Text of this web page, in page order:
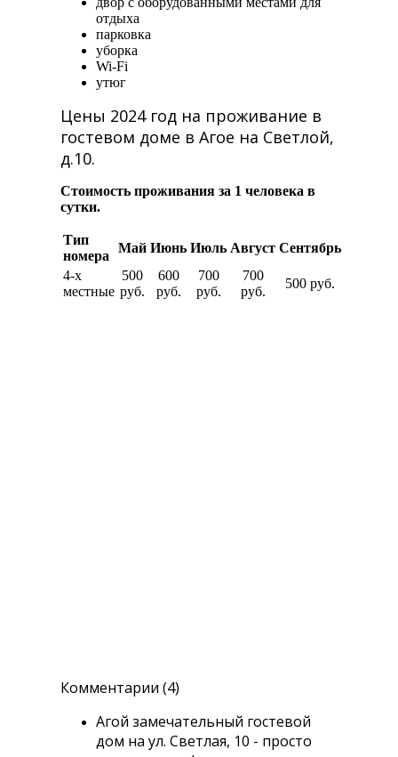
отдыха
парковка
уборка
Wi-Fi
утюг
Цены 2024 год на проживание в
гостевом доме в Агое на Светлой,
д.10.
Стоимость проживания за 1 человека в
сутки.
Тип
номера
Май Июнь Июль Август Сентябрь
4-х
местные
500
руб.
600
руб.
700
руб.
700
руб.
500 руб.
Комментарии (4)
Агой замечательный гостевой
дом на ул. Светлая, 10 - просто